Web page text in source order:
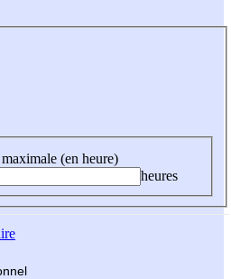
(en heure)
heures